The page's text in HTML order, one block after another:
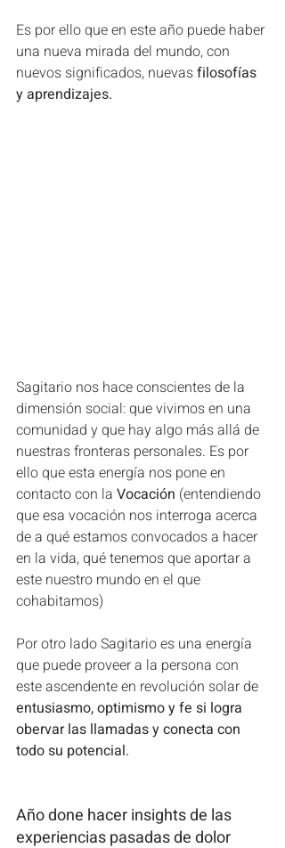
Es por ello que en este año puede haber
una nueva mirada del mundo, con
nuevos significados, nuevas filosofías
y aprendizajes.
Sagitario nos hace conscientes de la
dimensión social: que vivimos en una
comunidad y que hay algo más allá de
nuestras fronteras personales. Es por
ello que esta energía nos pone en
contacto con la Vocación (entendiendo
que esa vocación nos interroga acerca
de a qué estamos convocados a hacer
en la vida, qué tenemos que aportar a
este nuestro mundo en el que
cohabitamos)
Por otro lado Sagitario es una energía
que puede proveer a la persona con
este ascendente en revolución solar de
entusiasmo, optimismo y fe si logra
obervar las llamadas y conecta con
todo su potencial.
Año done hacer insights de las
experiencias pasadas de dolor